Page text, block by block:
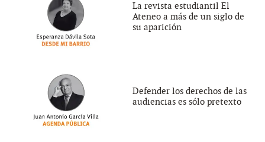
La revista estudiantil El
Ateneo a más de un siglo de
su aparición
Defender los derechos de las
audiencias es sólo pretexto